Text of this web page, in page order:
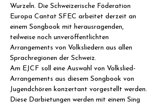
Wurzeln. Die Schweizerische Föderation
Europa Cantat SFEC arbeitet derzeit an
einem Songbook mit herausragenden,
teilweise noch unveröffentlichten
Arrangements von Volksliedern aus allen
Sprachregionen der Schweiz.
Am EJCF soll eine Auswahl von Volkslied-
Arrangements aus diesem Songbook von
Jugendchören konzertant vorgestellt werden.
Diese Darbietungen werden mit einem Sing